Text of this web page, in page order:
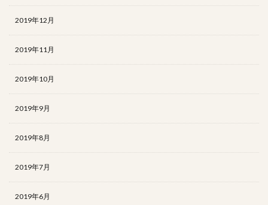
2019年12月
2019年11月
2019年10月
2019年9月
2019年8月
2019年7月
2019年6月